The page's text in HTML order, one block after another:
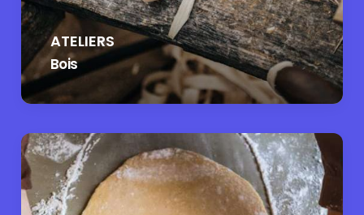
ATELIERS
Bois